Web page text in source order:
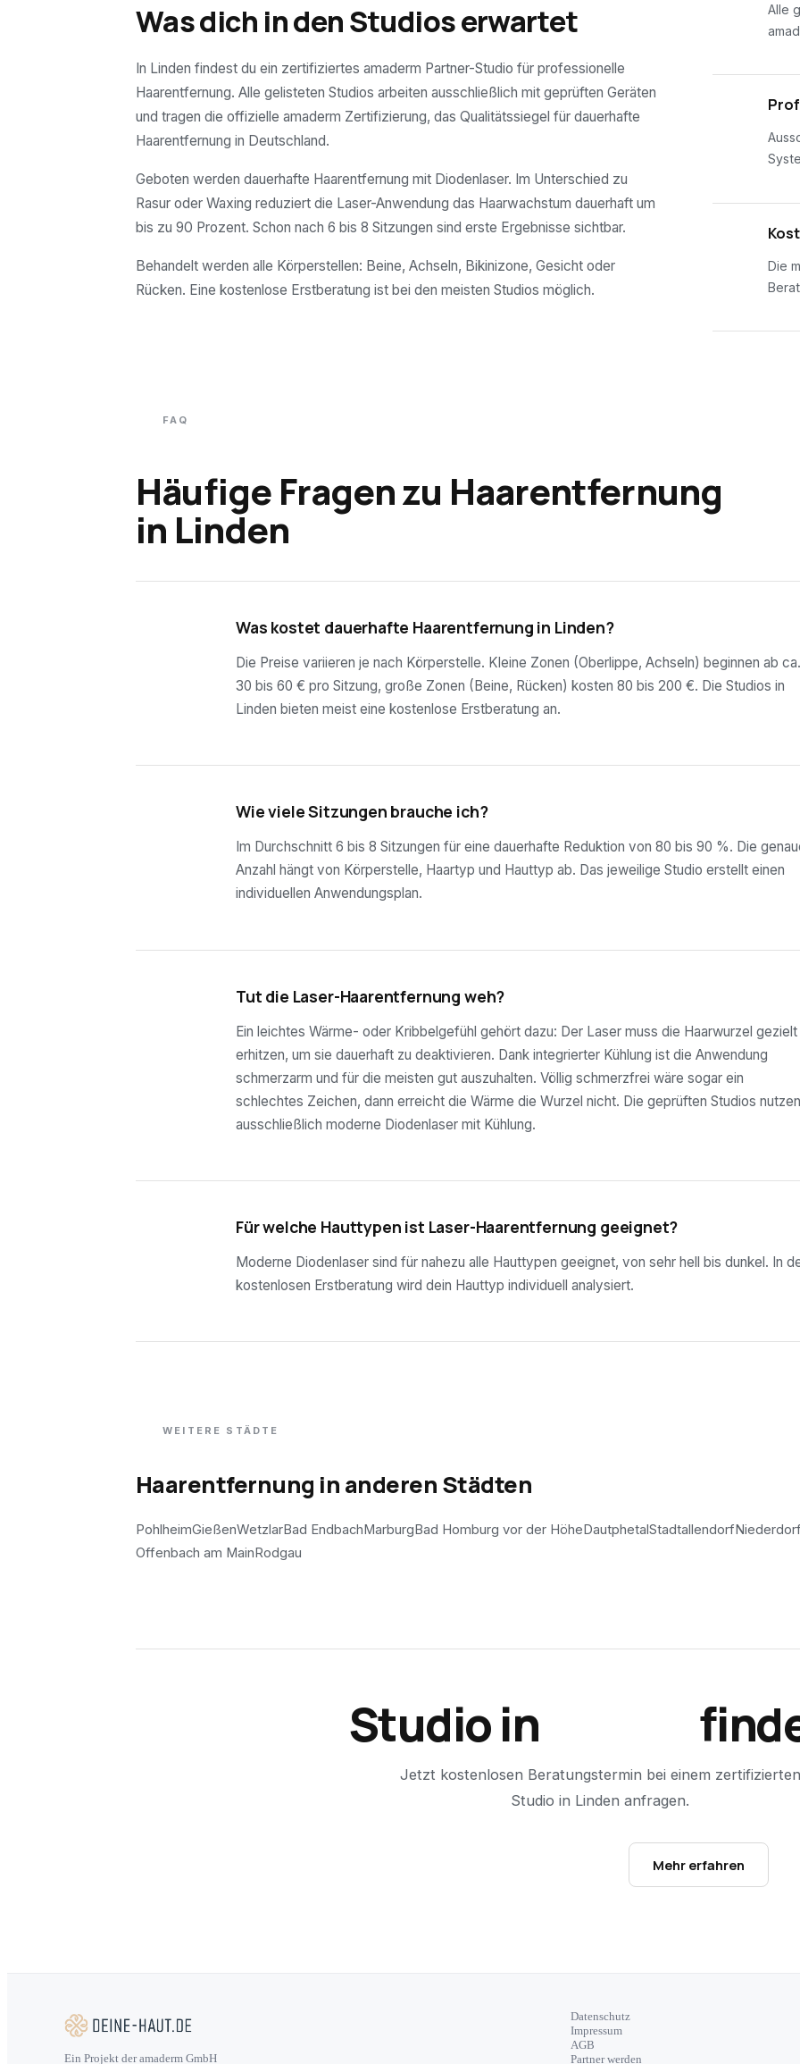
Was dich in den Studios erwartet
In Linden findest du ein zertifiziertes amaderm Partner-Studio für professionelle
Haarentfernung. Alle gelisteten Studios arbeiten ausschließlich mit geprüften Geräten
und tragen die offizielle amaderm Zertifizierung, das Qualitätssiegel für dauerhafte
Haarentfernung in Deutschland.
Geboten werden dauerhafte Haarentfernung mit Diodenlaser. Im Unterschied zu
Rasur oder Waxing reduziert die Laser-Anwendung das Haarwachstum dauerhaft um
bis zu 90 Prozent. Schon nach 6 bis 8 Sitzungen sind erste Ergebnisse sichtbar.
Behandelt werden alle Körperstellen: Beine, Achseln, Bikinizone, Gesicht oder
Rücken. Eine kostenlose Erstberatung ist bei den meisten Studios möglich.
Alle
Die
FAQ
Häufige Fragen zu Haarentfernung
in Linden
Was kostet dauerhafte Haarentfernung in Linden?
Die Preise variieren je nach Körperstelle. Kleine Zonen (Oberlippe, Achseln) beginnen ab ca.
30 bis 60 € pro Sitzung, große Zonen (Beine, Rücken) kosten 80 bis 200 €. Die Studios in
Linden bieten meist eine kostenlose Erstberatung an.
Wie viele Sitzungen brauche ich?
Im Durchschnitt 6 bis 8 Sitzungen für eine dauerhafte Reduktion von 80 bis 90 %. Die
Anzahl hängt von Körperstelle, Haartyp und Hauttyp ab. Das jeweilige Studio erstellt einen
individuellen Anwendungsplan.
Tut die Laser-Haarentfernung weh?
Ein leichtes Wärme- oder Kribbelgefühl gehört dazu: Der Laser muss die Haarwurzel gezielt
erhitzen, um sie dauerhaft zu deaktivieren. Dank integrierter Kühlung ist die Anwendung
schmerzarm und für die meisten gut auszuhalten. Völlig schmerzfrei wäre sogar ein
schlechtes Zeichen, dann erreicht die Wärme die Wurzel nicht. Die geprüften Studios nutzen
ausschließlich moderne Diodenlaser mit Kühlung.
Für welche Hauttypen ist Laser-Haarentfernung geeignet?
Moderne Diodenlaser sind für nahezu alle Hauttypen geeignet, von sehr hell bis dunkel. In
kostenlosen Erstberatung wird dein Hauttyp individuell analysiert.
WEITERE STÄDTE
Haarentfernung in anderen Städten
PohlheimGießenWetzlarBad EndbachMarburgBad Homburg vor der HöheDautphetalStadtallendorf
Offenbach am MainRodgau
Studio in
Jetzt kostenlosen Beratungstermin bei einem zertifizierten
Studio in Linden anfragen.
Mehr erfahren
Ein Projekt der amaderm GmbH
Datenschutz
Impressum
AGB
Partner werden